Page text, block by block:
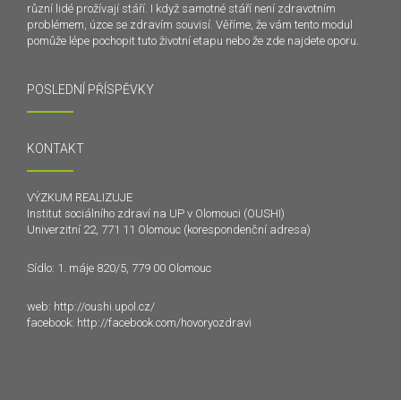
různí lidé prožívají stáří. I když samotné stáří není zdravotním
problémem, úzce se zdravím souvisí. Věříme, že vám tento modul
pomůže lépe pochopit tuto životní etapu nebo že zde najdete oporu.
POSLEDNÍ PŘÍSPĚVKY
KONTAKT
VÝZKUM REALIZUJE
Institut sociálního zdraví na UP v Olomouci (OUSHI)
Univerzitní 22, 771 11 Olomouc (korespondenční adresa)
Sídlo: 1. máje 820/5, 779 00 Olomouc
web: http://oushi.upol.cz/
facebook: http://facebook.com/hovoryozdravi